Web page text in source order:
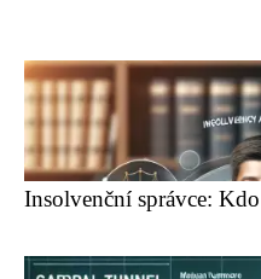
Insolvenční správce: